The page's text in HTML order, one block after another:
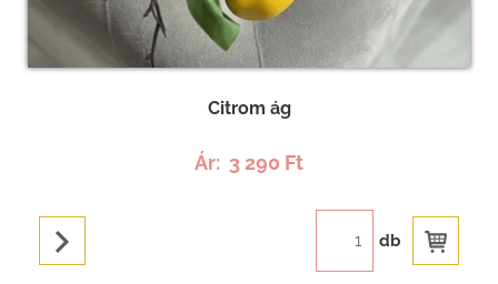
Citrom ág
Ár: 3 290 Ft
db